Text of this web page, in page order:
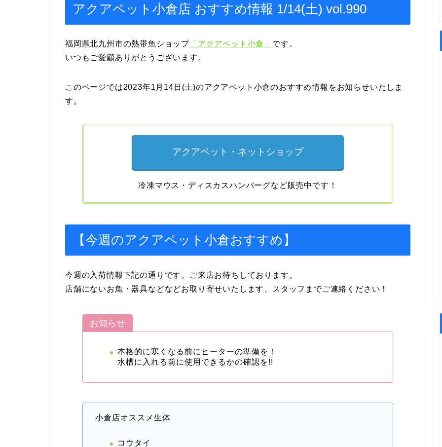
アクアペット小倉店 おすすめ情報 1/14(土) vol.990
福岡県北九州市の熱帯魚ショップ 「アクアペット小倉」 です。
いつもご愛顧ありがとうございます。
このページでは2023年1月14日(土)のアクアペット小倉のおすすめ情報をお知らせいたしま
す。
アクアペット・ネットショップ
冷凍マウス・ディスカスハンバーグなど販売中です！
【今週のアクアペット小倉おすすめ】
今週の入荷情報下記の通りです。ご来店お待ちしております。
店舗にないお魚・器具などなどお取り寄せいたします、スタッフまでご連絡ください！
お知らせ
本格的に寒くなる前にヒーターの準備を！
水槽に入れる前に使用できるかの確認を!!
小倉店オススメ生体
コウタイ